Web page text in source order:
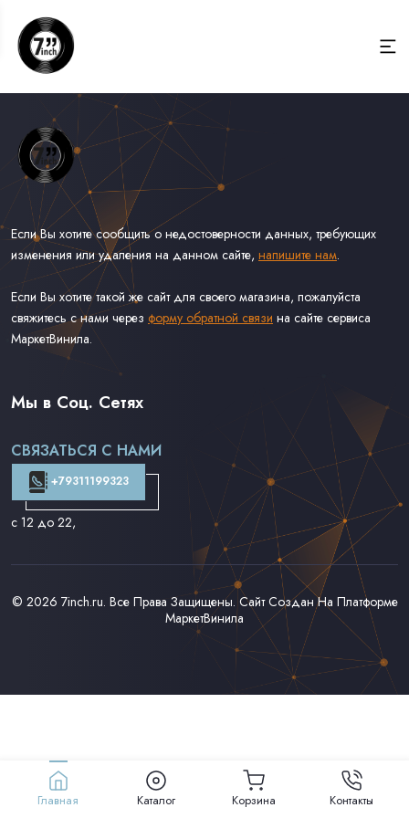
Если Вы хотите сообщить о недостоверности данных, требующих
изменения или удаления на данном сайте, напишите нам.
Если Вы хотите такой же сайт для своего магазина, пожалуйста
свяжитесь с нами через форму обратной связи на сайте сервиса
МаркетВинила.
Весь Каталог Винила на 7''
Рок на 7''
Доставка и Оплата
Контакты
Мы в Соц. Сетях
СВЯЗАТЬСЯ С НАМИ
+79311199323
с 12 до 22,
© 2026 7inch.ru. Все Права Защищены. Сайт Создан На Платформе
МаркетВинила
Главная Каталог Корзина Контакты